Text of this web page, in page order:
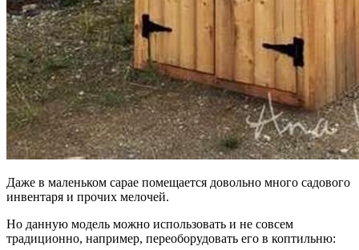
Даже в маленьком сарае помещается довольно много садового
инвентаря и прочих мелочей.
Но данную модель можно использовать и не совсем
традиционно, например, переоборудовать его в коптильню: